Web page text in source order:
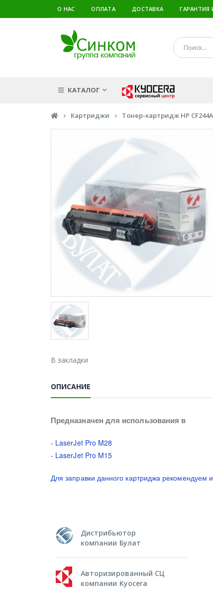
О НАС ОПЛАТА ДОСТАВКА ГАРАНТИЯ
КАТАЛОГ
Картриджи Тонер-картридж HP
В закладки
ОПИСАНИЕ
Предназначен для использования в
- LaserJet Pro M28
- LaserJet Pro M15
Для заправки данного картриджа рекомендуем
Дистрибьютор
компании Булат
Авторизированный СЦ
компании Kyocera